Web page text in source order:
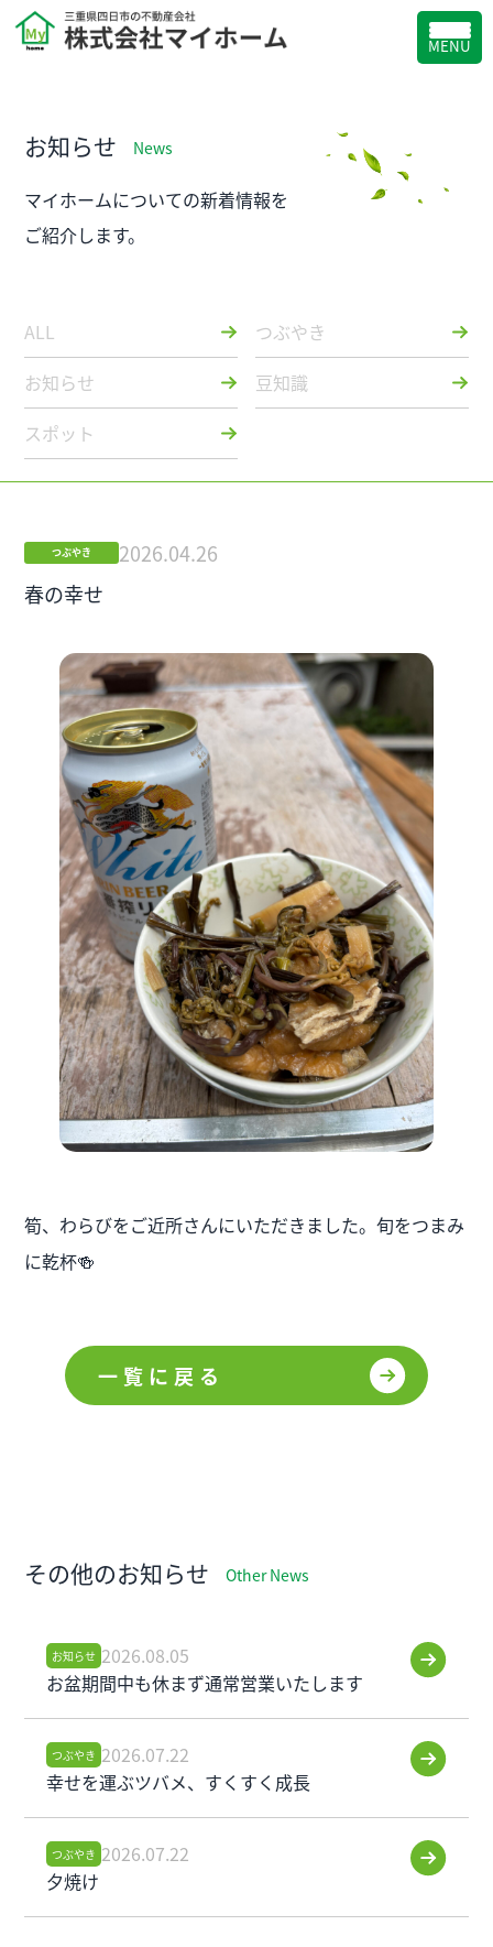
MENU
お知らせ News
マイホームについての新着情報を
ご紹介します。
ALL
つぶやき
お知らせ
豆知識
スポット
つぶやき
2026.04.26
春の幸せ
筍、わらびをご近所さんにいただきました。旬をつまみ
に乾杯🍻
一覧に戻る
その他のお知らせ Other News
お知らせ 2026.08.05
お盆期間中も休まず通常営業いたします
つぶやき 2026.07.22
幸せを運ぶツバメ、すくすく成長
つぶやき 2026.07.22
夕焼け